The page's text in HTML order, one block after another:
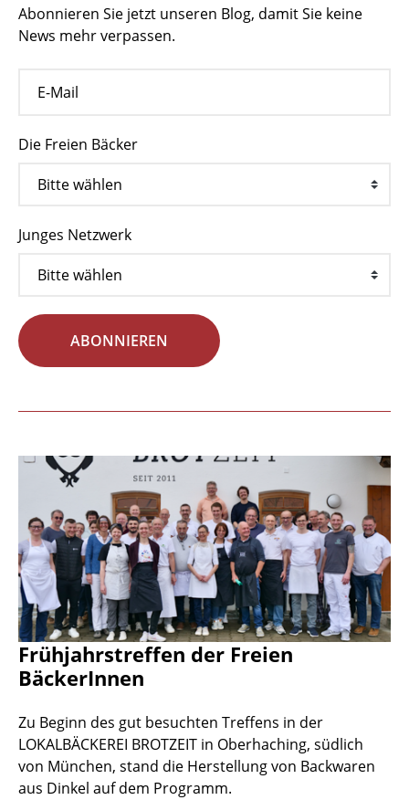
Abonnieren Sie jetzt unseren Blog, damit Sie keine
News mehr verpassen.
Die Freien Bäcker
Junges Netzwerk
ABONNIEREN
Frühjahrstreffen der Freien
BäckerInnen
Zu Beginn des gut besuchten Treffens in der
LOKALBÄCKEREI BROTZEIT in Oberhaching, südlich
von München, stand die Herstellung von Backwaren
aus Dinkel auf dem Programm.